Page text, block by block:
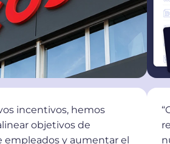
incentivos, hemos
objetivos de
empleados y aumentar el